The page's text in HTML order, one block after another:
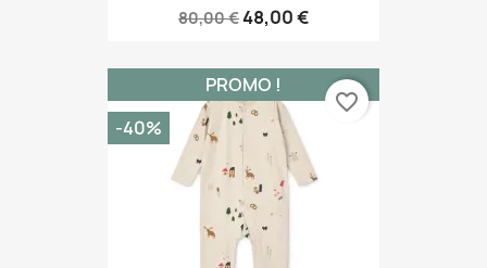
80,00 €48,00 €
PROMO !
-40%
favorite_border